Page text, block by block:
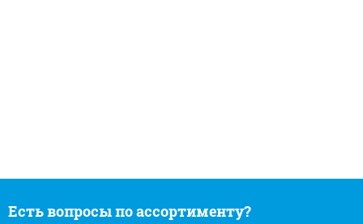
Есть вопросы по ассортименту?